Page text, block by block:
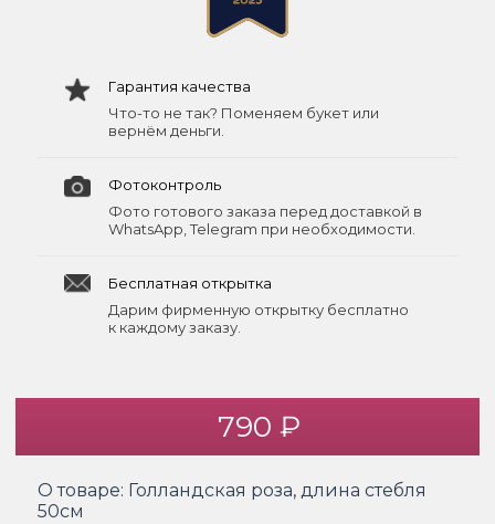
Гарантия качества
Что-то не так? Поменяем букет или
вернём деньги.
Фотоконтроль
Фото готового заказа перед доставкой в
WhatsApp, Telegram при необходимости.
Бесплатная открытка
Дарим фирменную открытку бесплатно
к каждому заказу.
790 ₽
О товаре: Голландская роза, длина стебля
50см